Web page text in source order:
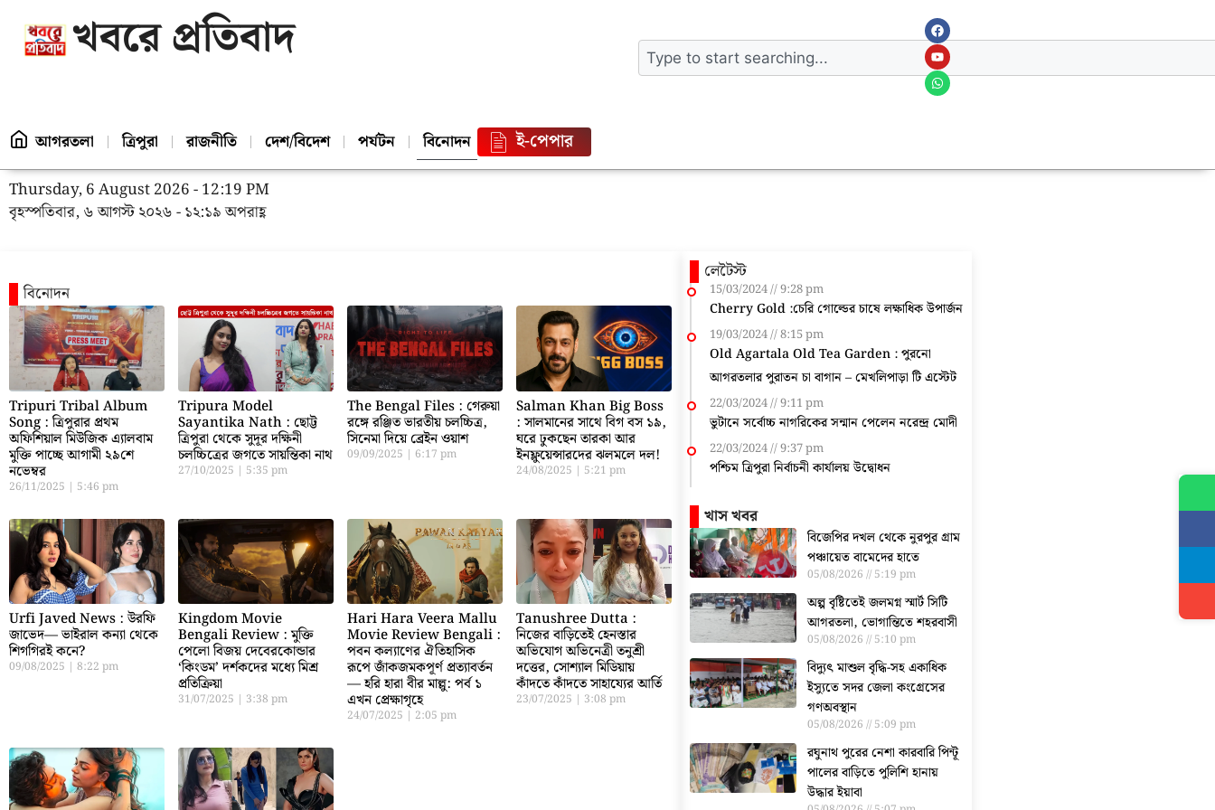
খবরে প্রতিবাদ
আগরতলা ত্রিপুরা রাজনীতি দেশ/বিদেশ পর্যটন বিনোদন ই-পেপার
Thursday, 6 August 2026 - 12:19 PM
বৃহস্পতিবার, ৬ আগস্ট ২০২৬ - ১২:১৯ অপরাহ্ণ
বিনোদন
Tripuri Tribal Album
Song : ত্রিপুরার প্রথম
অফিশিয়াল মিউজিক এ্যালবাম
মুক্তি পাচ্ছে আগামী ২৯শে
নভেম্বর
26/11/2025 5:46 pm
Tripura Model
Sayantika Nath : ছোট্ট
ত্রিপুরা থেকে সুদূর দক্ষিনী
চলচ্চিত্রের জগতে সায়ন্তিকা নাথ
27/10/2025 5:35 pm
The Bengal Files : গেরুয়া
রঙ্গে রঞ্জিত ভারতীয় চলচ্চিত্র,
সিনেমা দিয়ে ব্রেইন ওয়াশ
09/09/2025 6:17 pm
Salman Khan Big Boss
: সালমানের সাথে বিগ বস ১৯,
ঘরে ঢুকছেন তারকা আর
ইনফ্লুয়েন্সারদের ঝলমলে দল!
24/08/2025 5:21 pm
Urfi Javed News : উরফি
জাভেদ— ভাইরাল কন্যা থেকে
শিগগিরই কনে?
09/08/2025 8:22 pm
Kingdom Movie
Bengali Review : মুক্তি
পেলো বিজয় দেবেরকোন্ডার
‘কিংডম’ দর্শকদের মধ্যে মিশ্র
প্রতিক্রিয়া
31/07/2025 3:38 pm
Hari Hara Veera Mallu
Movie Review Bengali :
পবন কল্যাণের ঐতিহাসিক
রূপে জাঁকজমকপূর্ণ প্রত্যাবর্তন
— হরি হারা বীর মাল্লু: পর্ব ১
এখন প্রেক্ষাগৃহে
24/07/2025 2:05 pm
Tanushree Dutta :
নিজের বাড়িতেই হেনস্তার
অভিযোগ অভিনেত্রী তনুশ্রী
দত্তের, সোশ্যাল মিডিয়ায়
কাঁদতে কাঁদতে সাহায্যের আর্তি
23/07/2025 3:08 pm
লেটৈস্ট
Cherry Gold :চেরি গোল্ডের চাষে লক্ষাধিক উপার্জন
15/03/2024 9:28 pm
Old Agartala Old Tea Garden : পুরনো
আগরতলার পুরাতন চা বাগান – মেখলিপাড়া টি এস্টেট
19/03/2024 8:15 pm
ভুটানে সর্বোচ্চ নাগরিকের সন্মান পেলেন নরেন্দ্র মোদী
22/03/2024 9:11 pm
পশ্চিম ত্রিপুরা নির্বাচনী কার্যালয় উদ্বোধন
22/03/2024 9:37 pm
খাস খবর
বিজেপির দখল থেকে নুরপুর গ্রাম
পঞ্চায়েত বামেদের হাতে
05/08/2026 5:19 pm
অল্প বৃষ্টিতেই জলমগ্ন স্মার্ট সিটি
আগরতলা, ভোগান্তিতে শহরবাসী
05/08/2026 5:10 pm
বিদ্যুৎ মাশুল বৃদ্ধি-সহ একাধিক
ইস্যুতে সদর জেলা কংগ্রেসের
গণঅবস্থান
05/08/2026 5:09 pm
রঘুনাথ পুরের নেশা কারবারি পিন্টূ
পালের বাড়িতে পুলিশি হানায়
উদ্ধার ইয়াবা